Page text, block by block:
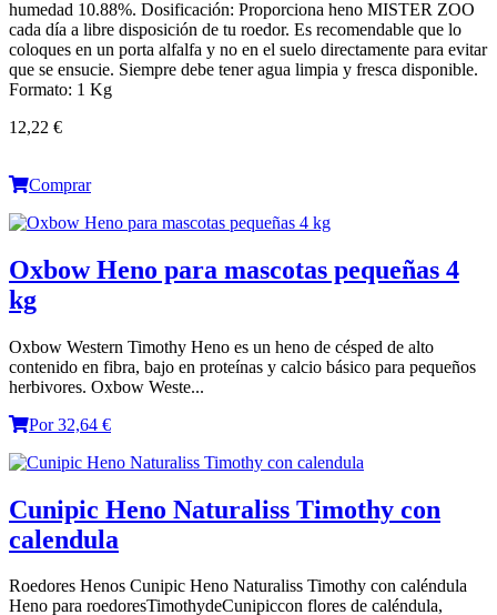
humedad 10.88%. Dosificación: Proporciona heno MISTER ZOO
cada día a libre disposición de tu roedor. Es recomendable que lo
coloques en un porta alfalfa y no en el suelo directamente para evitar
que se ensucie. Siempre debe tener agua limpia y fresca disponible.
Formato: 1 Kg
12,22 €
Comprar
Oxbow Heno para mascotas pequeñas 4
kg
Oxbow Western Timothy Heno es un heno de césped de alto
contenido en fibra, bajo en proteínas y calcio básico para pequeños
herbivores. Oxbow Weste...
Por 32,64 €
Cunipic Heno Naturaliss Timothy con
calendula
Roedores Henos Cunipic Heno Naturaliss Timothy con caléndula
Heno para roedoresTimothydeCunipiccon flores de caléndula,